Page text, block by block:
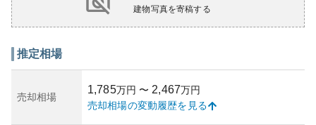
建物写真を寄稿する
推定相場
売却相場
1,785万円 〜 2,467万円
売却相場の変動履歴を見る